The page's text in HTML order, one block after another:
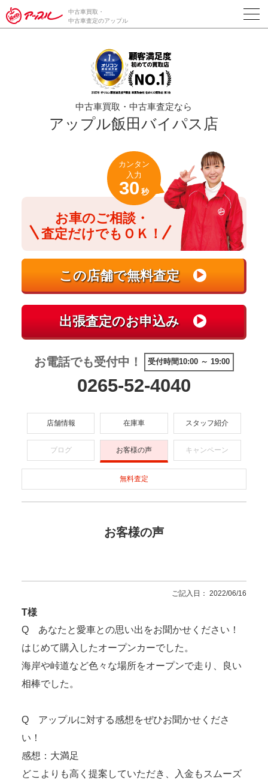
/*ABテスト_新規査定フォームの為のCVボタン*/
中古車買取・
中古車査定のアップル
中古車買取・中古車査定なら
アップル飯田バイパス店
お車のご相談・
査定だけでもＯＫ！
カンタン
入力
30 秒
お電話でも受付中！ 受付時間10:00 ～ 19:00
0265-52-4040
店舗情報 在庫車 スタッフ紹介
ブログ お客様の声 キャンペーン
無料査定
お客様の声
ご記入日： 2022/06/16
T様
Q あなたと愛車との思い出をお聞かせください！
はじめて購入したオープンカーでした。
海岸や峠道など色々な場所をオープンで走り、良い
相棒でした。
Q アップルに対する感想をぜひお聞かせくださ
い！
感想：大満足
どこよりも高く提案していただき、入金もスムーズ